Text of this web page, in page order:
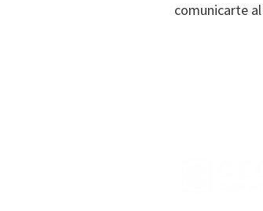
comunicarte al